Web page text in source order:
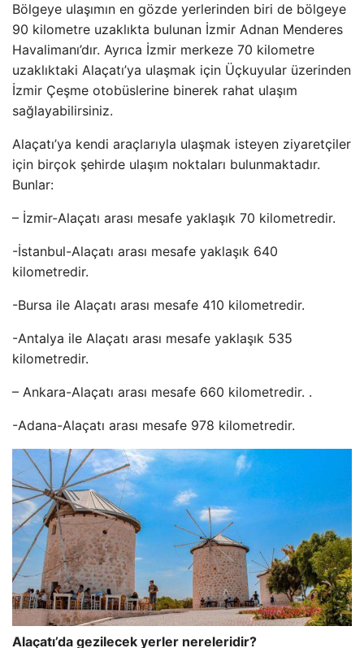
Bölgeye ulaşımın en gözde yerlerinden biri de bölgeye
90 kilometre uzaklıkta bulunan İzmir Adnan Menderes
Havalimanı’dır. Ayrıca İzmir merkeze 70 kilometre
uzaklıktaki Alaçatı’ya ulaşmak için Üçkuyular üzerinden
İzmir Çeşme otobüslerine binerek rahat ulaşım
sağlayabilirsiniz.
Alaçatı’ya kendi araçlarıyla ulaşmak isteyen ziyaretçiler
için birçok şehirde ulaşım noktaları bulunmaktadır.
Bunlar:
– İzmir-Alaçatı arası mesafe yaklaşık 70 kilometredir.
-İstanbul-Alaçatı arası mesafe yaklaşık 640
kilometredir.
-Bursa ile Alaçatı arası mesafe 410 kilometredir.
-Antalya ile Alaçatı arası mesafe yaklaşık 535
kilometredir.
– Ankara-Alaçatı arası mesafe 660 kilometredir. .
-Adana-Alaçatı arası mesafe 978 kilometredir.
Alaçatı’da gezilecek yerler nereleridir?